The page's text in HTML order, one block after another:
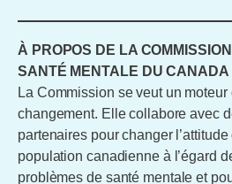
À PROPOS DE LA
SANTÉ MENTALE DU CANADA
La Commission se veut un moteur
changement. Elle collabore avec
partenaires pour changer l’attitude
population canadienne à l’égard
problèmes de santé mentale et